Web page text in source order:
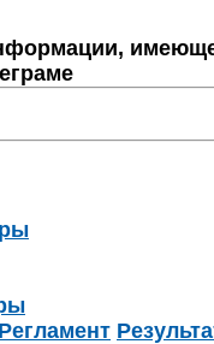
Регламент